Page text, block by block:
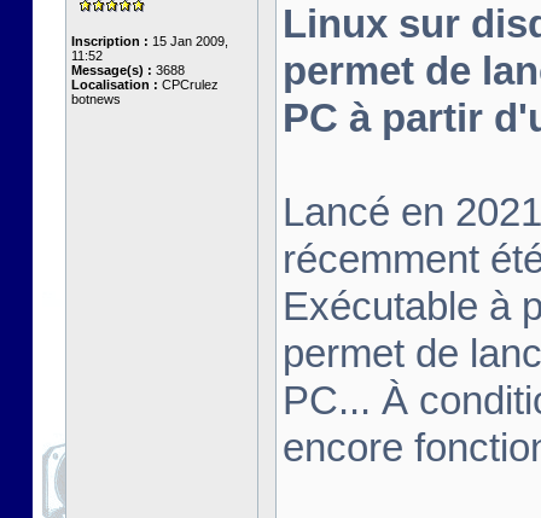
Inscription : 15 Jan 2009,
11:52
Message(s) : 3688
Localisation : CPCrulez
botnews
Linux sur
permet de
PC à partir
Lancé en
récemment
Exécutable à
permet de
PC... À
encore